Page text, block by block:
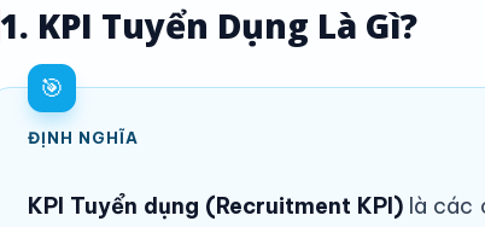
1. KPI Tuyển Dụng Là Gì?
🎯
ĐỊNH NGHĨA
KPI Tuyển dụng (Recruitment KPI) là các